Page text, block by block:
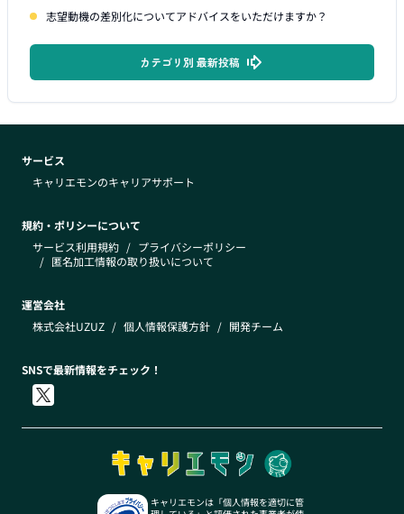
志望動機の差別化についてアドバイスをいただけますか？
カテゴリ別 最新投稿
サービス
キャリエモンのキャリアサポート
規約・ポリシーについて
サービス利用規約 / プライバシーポリシー
/ 匿名加工情報の取り扱いについて
運営会社
株式会社UZUZ / 個人情報保護方針 / 開発チーム
SNSで最新情報をチェック！
キャリエモンは「個人情報を適切に管